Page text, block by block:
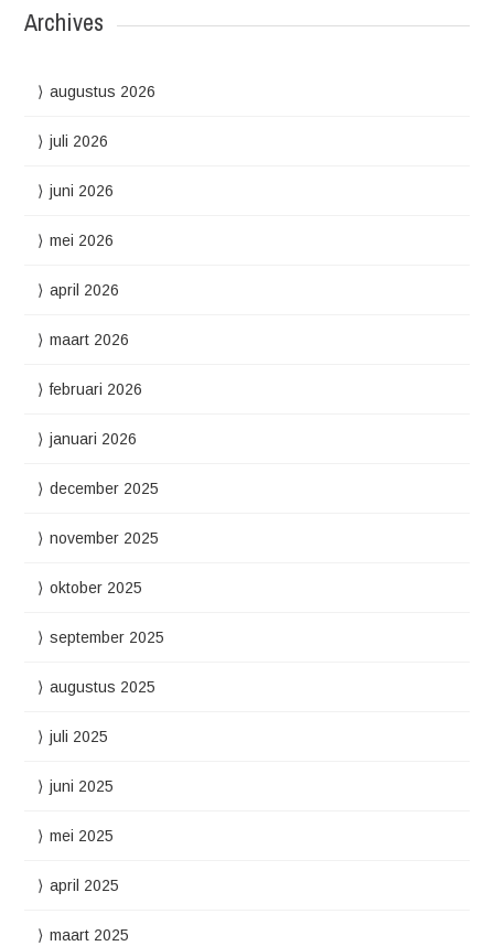
Archives
augustus 2026
juli 2026
juni 2026
mei 2026
april 2026
maart 2026
februari 2026
januari 2026
december 2025
november 2025
oktober 2025
september 2025
augustus 2025
juli 2025
juni 2025
mei 2025
april 2025
maart 2025